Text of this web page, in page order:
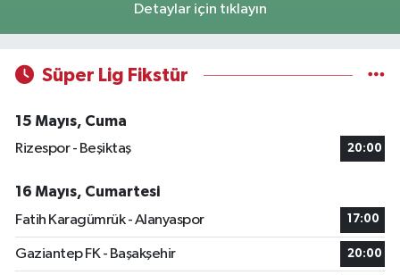
Detaylar için tıklayın
Süper Lig Fikstür
15 Mayıs, Cuma
Rizespor - Beşiktaş
20:00
16 Mayıs, Cumartesi
Fatih Karagümrük - Alanyaspor
17:00
Gaziantep FK - Başakşehir 20:00